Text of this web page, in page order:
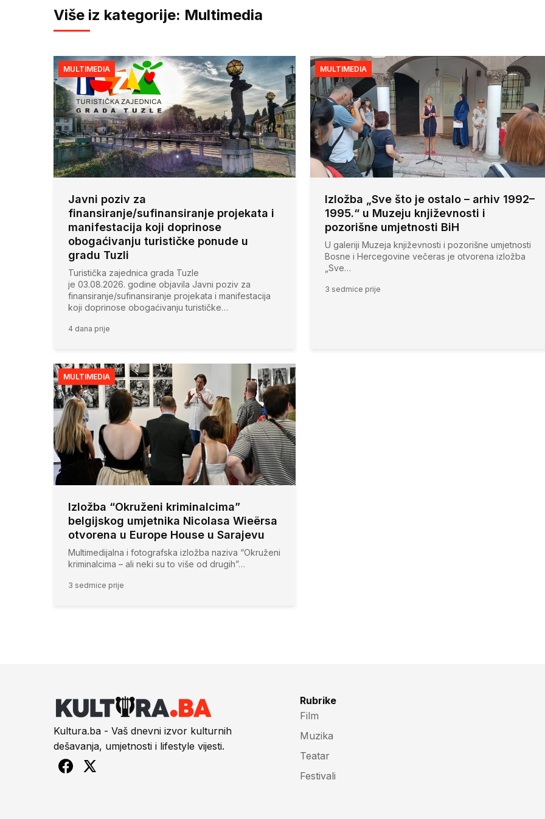
Više iz kategorije: Multimedia
MULTIMEDIA
Javni poziv za
finansiranje/sufinansiranje projekata i
manifestacija koji doprinose
obogaćivanju turističke ponude u
gradu Tuzli
Turistička zajednica grada Tuzle
je 03.08.2026. godine objavila Javni poziv za
finansiranje/sufinansiranje projekata i manifestacija
koji doprinose obogaćivanju turističke…
4 dana prije
MULTIMEDIA
Izložba „Sve što je ostalo – arhiv 1992–
1995.“ u Muzeju književnosti i
pozorišne umjetnosti BiH
U galeriji Muzeja književnosti i pozorišne umjetnosti
Bosne i Hercegovine večeras je otvorena izložba
„Sve…
3 sedmice prije
MULTIMEDIA
Izložba “Okruženi kriminalcima”
belgijskog umjetnika Nicolasa Wieërsa
otvorena u Europe House u Sarajevu
Multimedijalna i fotografska izložba naziva “Okruženi
kriminalcima – ali neki su to više od drugih”…
3 sedmice prije
Kultura.ba - Vaš dnevni izvor kulturnih
dešavanja, umjetnosti i lifestyle vijesti.
Rubrike
Film
Muzika
Teatar
Festivali